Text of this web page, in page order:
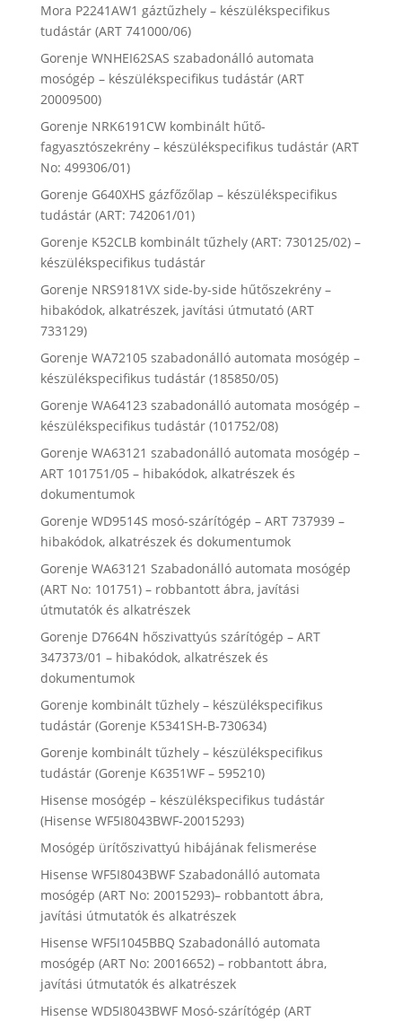
Mora P2241AW1 gáztűzhely – készülékspecifikus
tudástár (ART 741000/06)
Gorenje WNHEI62SAS szabadonálló automata
mosógép – készülékspecifikus tudástár (ART
20009500)
Gorenje NRK6191CW kombinált hűtő-
fagyasztószekrény – készülékspecifikus tudástár (ART
No: 499306/01)
Gorenje G640XHS gázfőzőlap – készülékspecifikus
tudástár (ART: 742061/01)
Gorenje K52CLB kombinált tűzhely (ART: 730125/02) –
készülékspecifikus tudástár
Gorenje NRS9181VX side-by-side hűtőszekrény –
hibakódok, alkatrészek, javítási útmutató (ART
733129)
Gorenje WA72105 szabadonálló automata mosógép –
készülékspecifikus tudástár (185850/05)
Gorenje WA64123 szabadonálló automata mosógép –
készülékspecifikus tudástár (101752/08)
Gorenje WA63121 szabadonálló automata mosógép –
ART 101751/05 – hibakódok, alkatrészek és
dokumentumok
Gorenje WD9514S mosó-szárítógép – ART 737939 –
hibakódok, alkatrészek és dokumentumok
Gorenje WA63121 Szabadonálló automata mosógép
(ART No: 101751) – robbantott ábra, javítási
útmutatók és alkatrészek
Gorenje D7664N hőszivattyús szárítógép – ART
347373/01 – hibakódok, alkatrészek és
dokumentumok
Gorenje kombinált tűzhely – készülékspecifikus
tudástár (Gorenje K5341SH-B-730634)
Gorenje kombinált tűzhely – készülékspecifikus
tudástár (Gorenje K6351WF – 595210)
Hisense mosógép – készülékspecifikus tudástár
(Hisense WF5I8043BWF-20015293)
Mosógép ürítőszivattyú hibájának felismerése
Hisense WF5I8043BWF Szabadonálló automata
mosógép (ART No: 20015293)– robbantott ábra,
javítási útmutatók és alkatrészek
Hisense WF5I1045BBQ Szabadonálló automata
mosógép (ART No: 20016652) – robbantott ábra,
javítási útmutatók és alkatrészek
Hisense WD5I8043BWF Mosó-szárítógép (ART